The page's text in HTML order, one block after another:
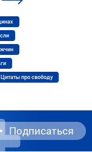
Цитаты про свободу
Подписаться